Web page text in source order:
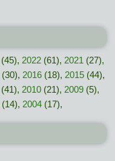
(45), 2022 (61), 2021 (27),
(30), 2016 (18), 2015 (44),
(41), 2010 (21), 2009 (5),
(14), 2004 (17),